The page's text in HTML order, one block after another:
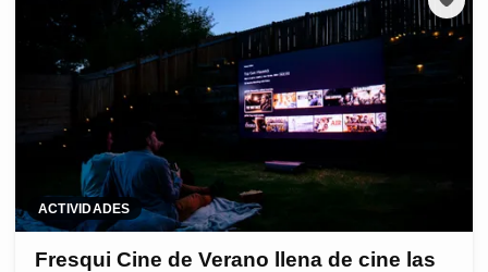
ACTIVIDADES
Fresqui Cine de Verano llena de cine las